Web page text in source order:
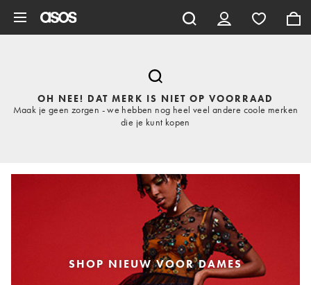
OH NEE! DAT MERK IS NIET OP VOORRAAD
Maak je geen zorgen - we hebben nog heel veel andere coole merken
die je kunt kopen
SHOP NIEUW VOOR DAMES